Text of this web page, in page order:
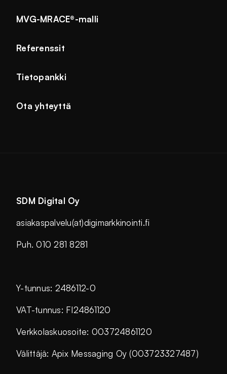
MVG-MRACE®-malli
Referenssit
Tietopankki
Ota yhteyttä
SDM Digital Oy
asiakaspalvelu(at)digimarkkinointi.fi
Puh. 010 281 8281
Y-tunnus: 2486112-0
VAT-tunnus: FI24861120
Verkkolaskuosoite: 003724861120
Välittäjä: Apix Messaging Oy (003723327487)